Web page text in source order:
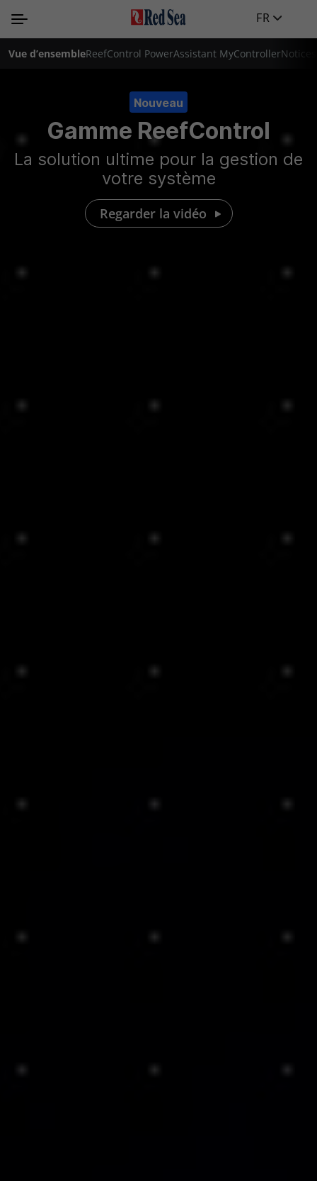
FR
Vue d’ensembleReefControl PowerAssistant MyController
Nouveau
Gamme ReefControl
La solution ultime pour la gestion de
votre système
Regarder la vidéo